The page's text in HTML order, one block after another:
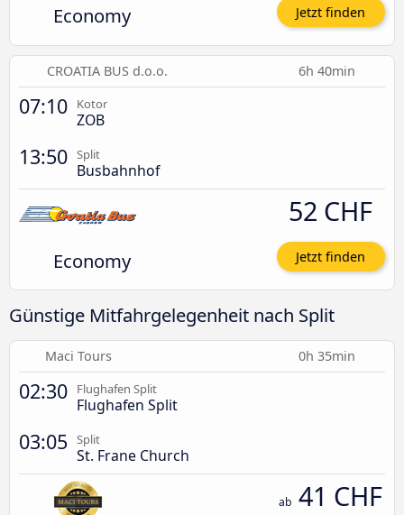
Economy Jetzt finden
CROATIA BUS d.o.o. 6h 40min
07:10 Kotor
ZOB
13:50 Split
Busbahnhof
Economy
52 CHF
Jetzt finden
Günstige Mitfahrgelegenheit nach Split
Maci Tours 0h 35min
02:30 Flughafen Split
Flughafen Split
03:05 Split
St. Frane Church
ab 41 CHF